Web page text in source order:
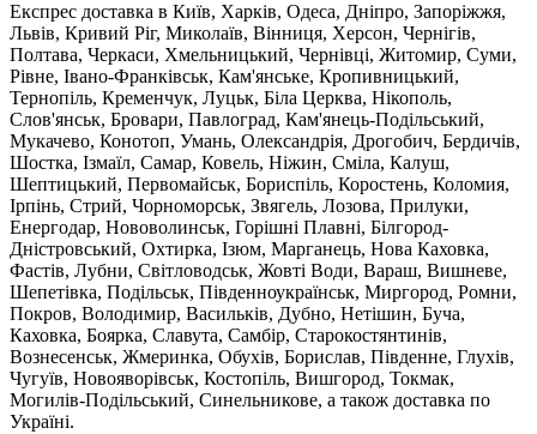
Експрес доставка в Київ, Харків, Одеса, Дніпро, Запоріжжя,
Львів, Кривий Ріг, Миколаїв, Вінниця, Херсон, Чернігів,
Полтава, Черкаси, Хмельницький, Чернівці, Житомир, Суми,
Рівне, Івано-Франківськ, Кам'янське, Кропивницький,
Тернопіль, Кременчук, Луцьк, Біла Церква, Нікополь,
Слов'янськ, Бровари, Павлоград, Кам'янець-Подільський,
Мукачево, Конотоп, Умань, Олександрія, Дрогобич, Бердичів,
Шостка, Ізмаїл, Самар, Ковель, Ніжин, Сміла, Калуш,
Шептицький, Первомайськ, Бориспіль, Коростень, Коломия,
Ірпінь, Стрий, Чорноморськ, Звягель, Лозова, Прилуки,
Енергодар, Нововолинськ, Горішні Плавні, Білгород-
Дністровський, Охтирка, Ізюм, Марганець, Нова Каховка,
Фастів, Лубни, Світловодськ, Жовті Води, Вараш, Вишневе,
Шепетівка, Подільськ, Південноукраїнськ, Миргород, Ромни,
Покров, Володимир, Васильків, Дубно, Нетішин, Буча,
Каховка, Боярка, Славута, Самбір, Старокостянтинів,
Вознесенськ, Жмеринка, Обухів, Борислав, Південне, Глухів,
Чугуїв, Новояворівськ, Костопіль, Вишгород, Токмак,
Могилів-Подільський, Синельникове, а також доставка по
Україні.